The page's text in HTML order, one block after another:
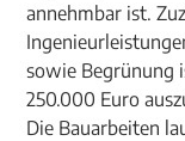
annehmbar ist.
sowie Begrünung
250.000 Euro
Die Bauarbeiten